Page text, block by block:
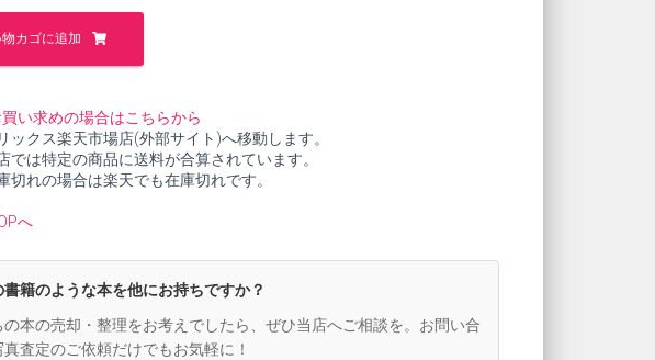
カゴに追加
い求めの場合はこちらから
ックス楽天市場店(外部サイト)へ移動します。
では特定の商品に送料が合算されています。
切れの場合は楽天でも在庫切れです。
へ
書籍のような本を他にお持ちですか？
の本の売却・整理をお考えでしたら、ぜひ当店へご相談を。お問い合
真査定のご依頼だけでもお気軽に！